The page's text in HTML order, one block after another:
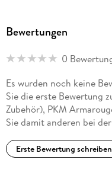
Bewertungen
0
Es wurden noch keine
Sie die erste Bewertung
Zubehör), PKM
Sie damit anderen bei
Erste Bewertung schreiben